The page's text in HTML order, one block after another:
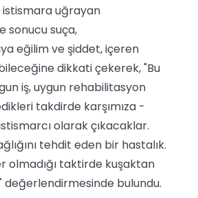
istismara uğrayan
sonucu suça,
eğilim ve şiddet, içeren
dikkati çekerek, "Bu
iş, uygun rehabilitasyon
takdirde karşımıza -
olarak çıkacaklar.
tehdit eden bir hastalık.
olmadığı taktirde kuşaktan
değerlendirmesinde bulundu.